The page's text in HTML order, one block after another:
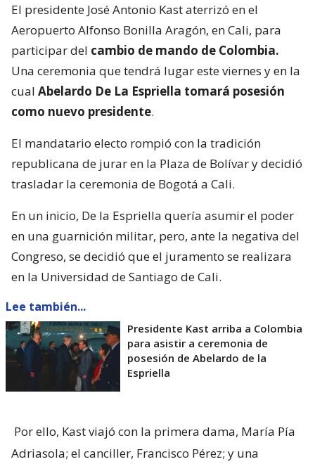
El presidente José Antonio Kast aterrizó en el
Aeropuerto Alfonso Bonilla Aragón, en Cali, para
participar del cambio de mando de Colombia.
Una ceremonia que tendrá lugar este viernes y en la
cual Abelardo De La Espriella tomará posesión
como nuevo presidente.
El mandatario electo rompió con la tradición
republicana de jurar en la Plaza de Bolívar y decidió
trasladar la ceremonia de Bogotá a Cali.
En un inicio, De la Espriella quería asumir el poder
en una guarnición militar, pero, ante la negativa del
Congreso, se decidió que el juramento se realizara
en la Universidad de Santiago de Cali.
Lee también...
Presidente Kast arriba a Colombia
para asistir a ceremonia de
posesión de Abelardo de la
Espriella
Por ello, Kast viajó con la primera dama, María Pía
Adriasola; el canciller, Francisco Pérez; y una